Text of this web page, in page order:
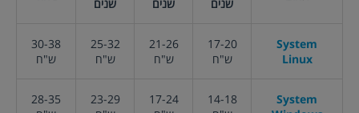
שנים
שנים
שנים
System
Linux
17-20
ש"ח
21-26
ש"ח
25-32
ש"ח
30-38
ש"ח
System
14-18
17-24
23-29
28-35